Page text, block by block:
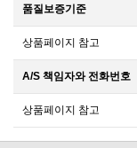
품질보증기준
상품페이지 참고
A/S 책임자와 전화번호
상품페이지 참고